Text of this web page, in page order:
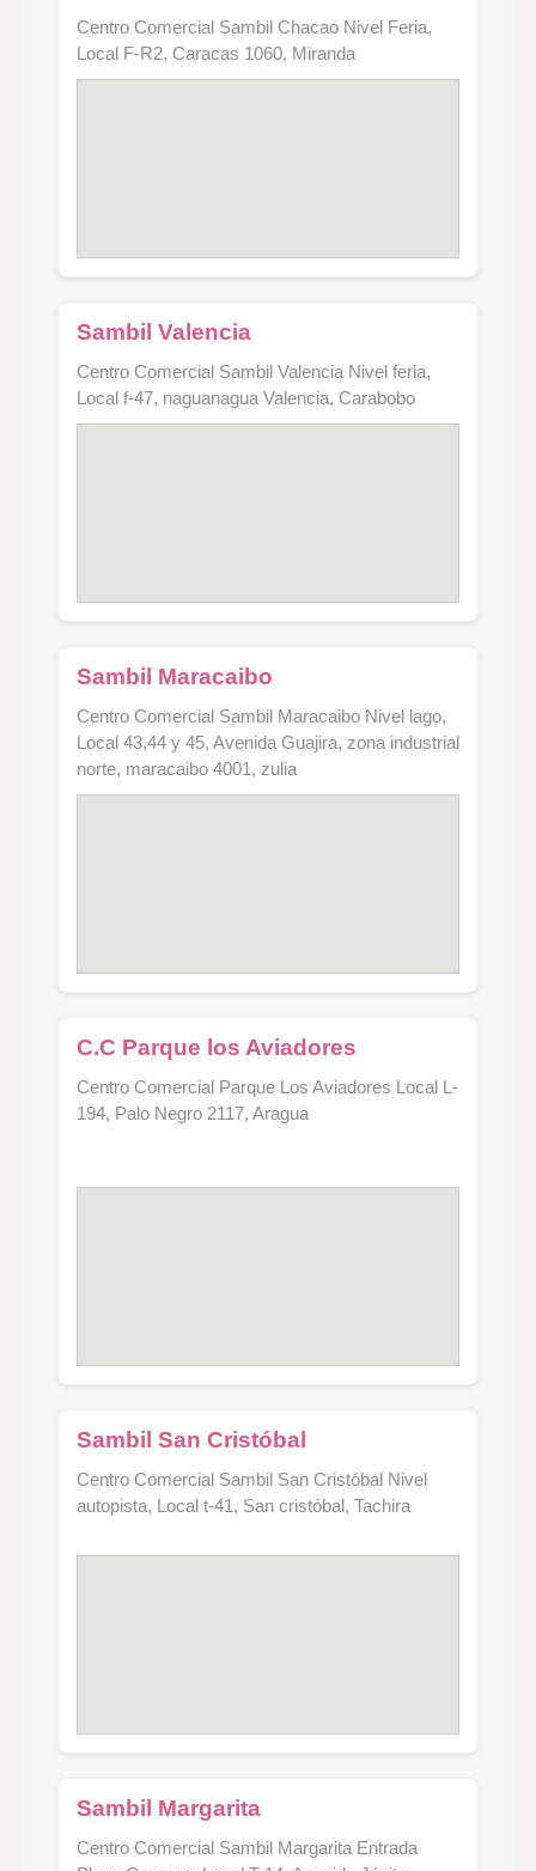
Centro Comercial Sambil Chacao Nivel Feria,
Local F-R2, Caracas 1060, Miranda
Sambil Valencia
Centro Comercial Sambil Valencia Nivel feria,
Local f-47, naguanagua Valencia, Carabobo
Sambil Maracaibo
Centro Comercial Sambil Maracaibo Nivel lago,
Local 43,44 y 45, Avenida Guajira, zona industrial
norte, maracaibo 4001, zulia
C.C Parque los Aviadores
Centro Comercial Parque Los Aviadores Local L-
194, Palo Negro 2117, Aragua
Sambil San Cristóbal
Centro Comercial Sambil San Cristóbal Nivel
autopista, Local t-41, San cristóbal, Tachira
Sambil Margarita
Centro Comercial Sambil Margarita Entrada